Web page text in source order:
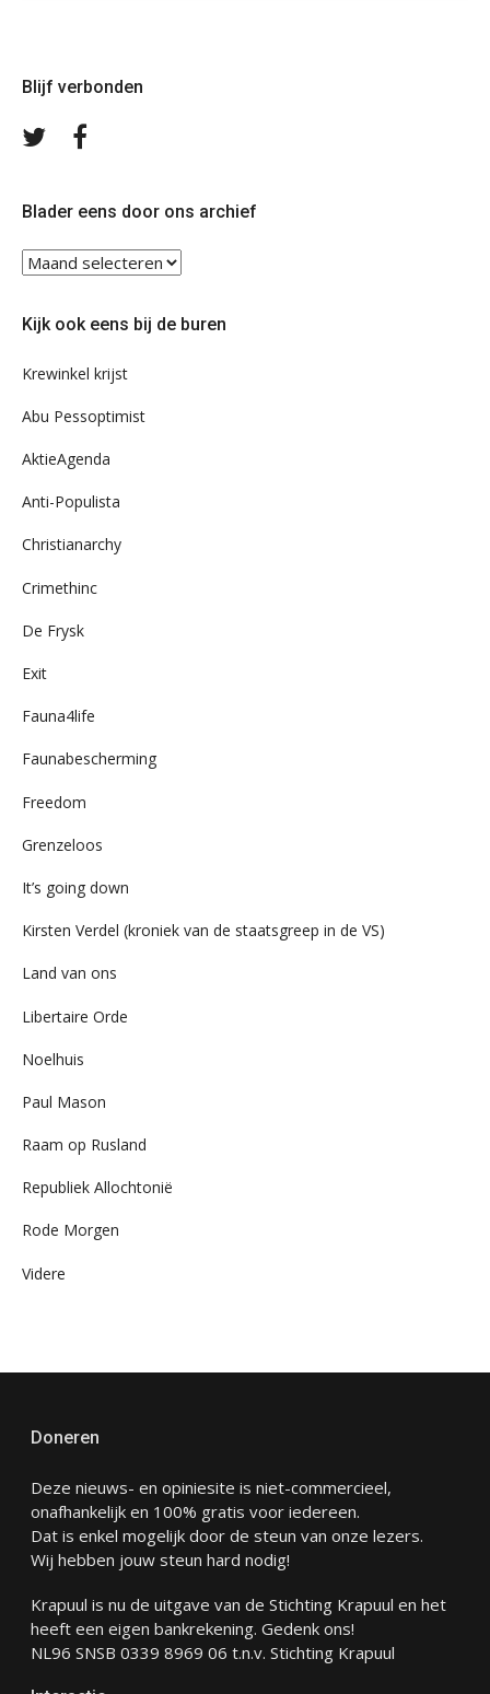
Blijf verbonden
Volg
Blader eens door ons archief
Blader
eens
ons
Kijk ook eens bij de buren
Krewinkel krijst
Abu Pessoptimist
AktieAgenda
Anti-Populista
Christianarchy
Crimethinc
De Frysk
Exit
Fauna4life
Faunabescherming
Freedom
Grenzeloos
It’s going down
Kirsten Verdel (kroniek van de staatsgreep in de VS)
Land van ons
Libertaire Orde
Noelhuis
Paul Mason
Raam op Rusland
Republiek Allochtonië
Rode Morgen
Videre
Doneren
Deze nieuws- en opiniesite is niet-commercieel,
onafhankelijk en 100% gratis voor iedereen.
Dat is enkel mogelijk door de steun van onze lezers.
Wij hebben jouw steun hard nodig!
Krapuul is nu de uitgave van de Stichting Krapuul en het
heeft een eigen bankrekening. Gedenk ons!
NL96 SNSB 0339 8969 06 t.n.v. Stichting Krapuul